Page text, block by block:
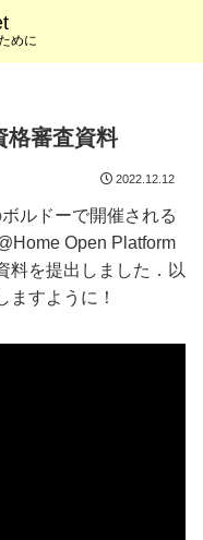
めに
格審査資料
2022.12.12
ルドーで開催される
Open Platform
料を提出しました．以
ますように！